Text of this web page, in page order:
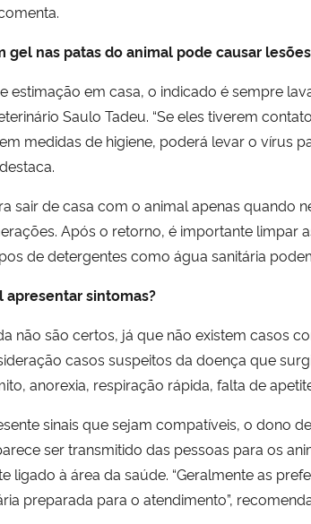
nas patas do animal pode causar
estimação em casa, o indicado é sempre
Saulo Tadeu. “Se eles tiverem
medidas de higiene, poderá levar o vírus
sair de casa com o animal apenas
Após o retorno, é importante
de detergentes como água sanitária
apresentar sintomas?
não são certos, já que não existem casos
casos suspeitos da doença que
anorexia, respiração rápida, falta de
sinais que sejam compatíveis, o dono
ser transmitido das pessoas para os
ligado à área da saúde. “Geralmente as
preparada para o atendimento”,